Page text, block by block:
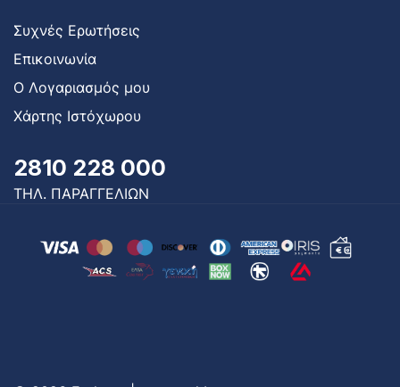
Συχνές Ερωτήσεις
Επικοινωνία
Ο Λογαριασμός μου
Χάρτης Ιστόχωρου
2810 228 000
ΤΗΛ. ΠΑΡΑΓΓΕΛΙΩΝ